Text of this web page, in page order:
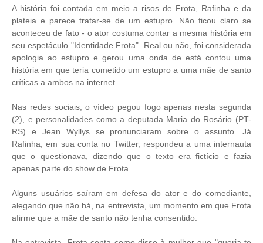
A história foi contada em meio a risos de Frota, Rafinha e da
plateia e parece tratar-se de um estupro. Não ficou claro se
aconteceu de fato - o ator costuma contar a mesma história em
seu espetáculo "Identidade Frota". Real ou não, foi considerada
apologia ao estupro e gerou uma onda de está contou uma
história em que teria cometido um estupro a uma mãe de santo
críticas a ambos na internet.
Nas redes sociais, o vídeo pegou fogo apenas nesta segunda
(2), e personalidades como a deputada Maria do Rosário (PT-
RS) e Jean Wyllys se pronunciaram sobre o assunto. Já
Rafinha, em sua conta no Twitter, respondeu a uma internauta
que o questionava, dizendo que o texto era fictício e fazia
apenas parte do show de Frota.
Alguns usuários saíram em defesa do ator e do comediante,
alegando que não há, na entrevista, um momento em que Frota
afirme que a mãe de santo não tenha consentido.